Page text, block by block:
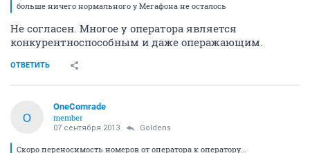
больше ничего нормального у Мегафона не осталось
Не согласен. Многое у оператора является
конкурентноспособным и даже операжающим.
ОТВЕТИТЬ
O
OneComrade
member
07 сентября 2013 Goldens
Скоро переносимость номеров от оператора к оператору...